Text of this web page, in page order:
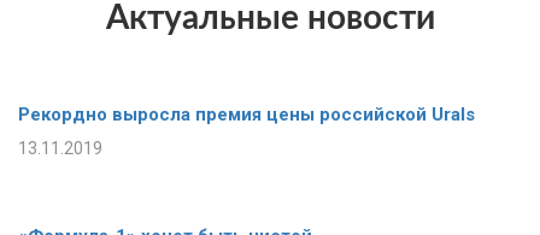
Актуальные новости
Рекордно выросла премия цены российской Urals
13.11.2019